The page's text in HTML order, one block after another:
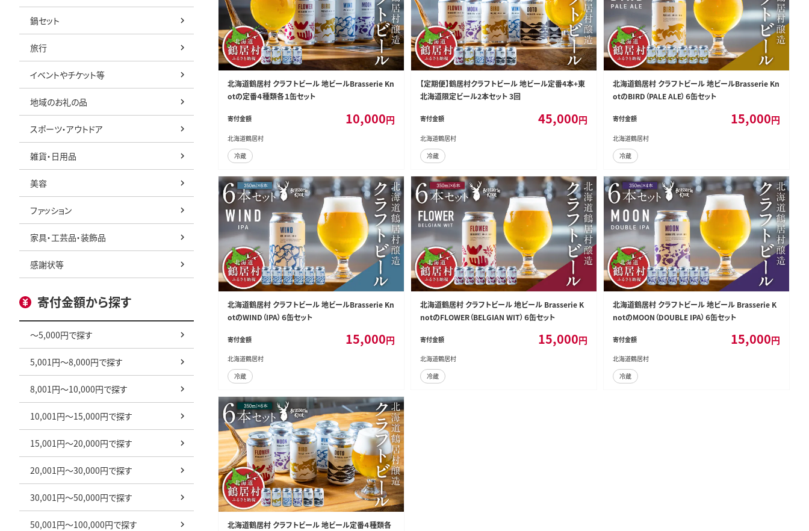
鍋セット
旅行
イベントやチケット等
地域のお礼の品
スポーツ・アウトドア
雑貨・日用品
美容
ファッション
家具・工芸品・装飾品
感謝状等
寄付金額から探す
～5,000円で探す
5,001円～8,000円で探す
8,001円～10,000円で探す
10,001円～15,000円で探す
15,001円～20,000円で探す
20,001円～30,000円で探す
30,001円～50,000円で探す
50,001円～100,000円で探す
北海道鶴居村 クラフトビール 地ビールBrasserie Kn
otの定番４種類各１缶セット
寄付金額 10,000円
北海道鶴居村
冷蔵
【定期便】鶴居村クラフトビール 地ビール定番4本+東
北海道限定ビール2本セット 3回
寄付金額 45,000円
北海道鶴居村
冷蔵
北海道鶴居村 クラフトビール 地ビールBrasserie Kn
otのBIRD（PALE ALE）６缶セット
寄付金額 15,000円
北海道鶴居村
冷蔵
北海道鶴居村 クラフトビール 地ビールBrasserie Kn
otのWIND（IPA）６缶セット
寄付金額 15,000円
北海道鶴居村
冷蔵
北海道鶴居村 クラフトビール 地ビール Brasserie K
notのFLOWER（BELGIAN WIT）６缶セット
寄付金額 15,000円
北海道鶴居村
冷蔵
北海道鶴居村 クラフトビール 地ビール Brasserie K
notのMOON（DOUBLE IPA）６缶セット
寄付金額 15,000円
北海道鶴居村
冷蔵
北海道鶴居村 クラフトビール 地ビール定番４種類各